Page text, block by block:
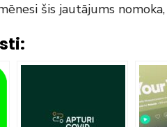
šis jautājums